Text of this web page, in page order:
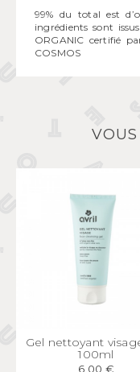
99% du total est
ingrédients sont
ORGANIC certifié
COSMOS
APERÇU
Gel nettoyant
100ml
6,00 €